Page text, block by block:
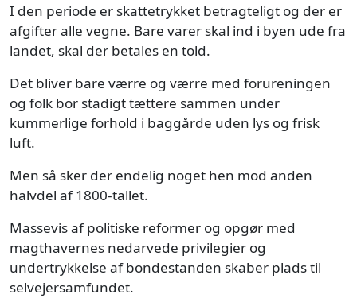
I den periode er skattetrykket betragteligt og der er
afgifter alle vegne. Bare varer skal ind i byen ude fra
landet, skal der betales en told.
Det bliver bare værre og værre med forureningen
og folk bor stadigt tættere sammen under
kummerlige forhold i baggårde uden lys og frisk
luft.
Men så sker der endelig noget hen mod anden
halvdel af 1800-tallet.
Massevis af politiske reformer og opgør med
magthavernes nedarvede privilegier og
undertrykkelse af bondestanden skaber plads til
selvejersamfundet.